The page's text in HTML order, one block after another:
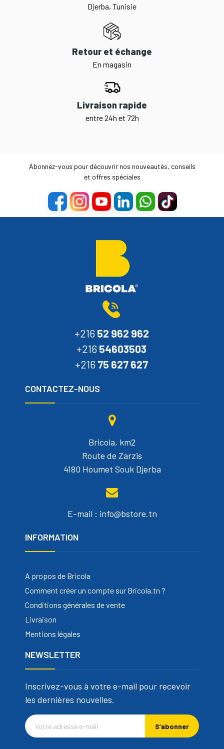
Djerba, Tunisie
Retour et échange
En magasin
Livraison rapide
entre 24h et 72h
Abonnez-vous pour découvrir nos nouveautés, conseils
et offres spéciales
+216 52 962 962
+216 54603503
+216 75 627 627
CONTACTEZ-NOUS
Bricola, km2
Route de Zarzis
4180 Houmet Souk Djerba
E-mail : info@bstore.tn
INFORMATION
A propos de Bricola
Comment créer un compte sur Bricola.tn ?
Conditions générales de vente
Livraison
Mentions légales
NEWSLETTER
Inscrivez-vous à votre e-mail pour recevoir
les dernières nouvelles.
S’abonner